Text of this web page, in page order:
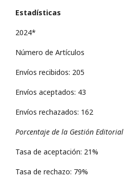
Estadísticas
2024*
Número de Artículos
Envíos recibidos: 205
Envíos aceptados: 43
Envíos rechazados: 162
Porcentaje de la Gestión Editorial
Tasa de aceptación: 21%
Tasa de rechazo: 79%